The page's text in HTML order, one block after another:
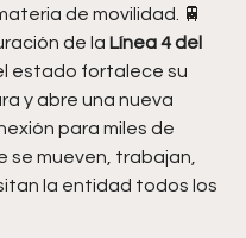
de movilidad. 🚆
de la Línea 4 del
estado fortalece su
y abre una nueva
para miles de
se mueven, trabajan,
la entidad todos los